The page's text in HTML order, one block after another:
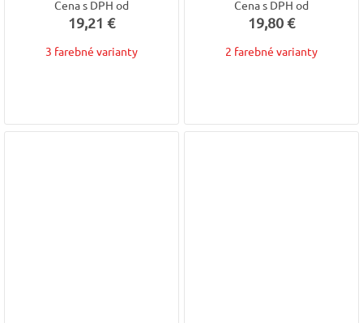
Cena s DPH od
19,21 €
3 farebné varianty
Cena s DPH od
19,80 €
2 farebné varianty